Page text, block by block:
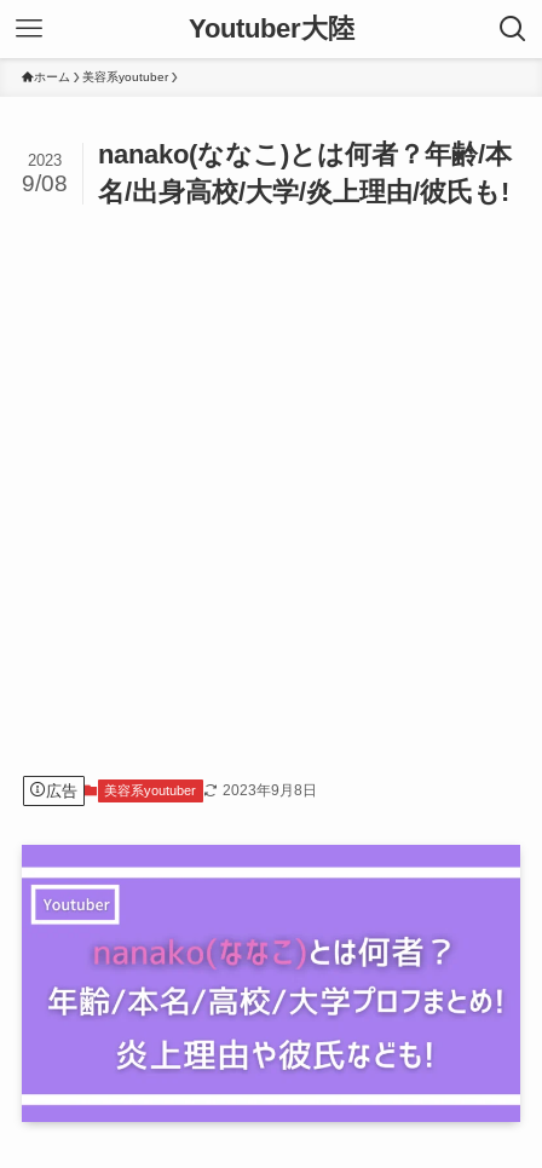
Youtuber大陸
ホーム 美容系youtuber
nanako(ななこ)とは何者？年齢/本
名/出身高校/大学/炎上理由/彼氏も!
2023
9/08
広告 美容系youtuber 2023年9月8日